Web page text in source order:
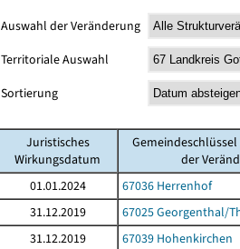
Auswahl der Veränderung
Territoriale Auswahl
Sortierung
Juristisches
Wirkungsdatum
der
01.01.2024
67036 Herrenhof
31.12.2019
67025 Georgenthal/
31.12.2019
67039 Hohenkirchen